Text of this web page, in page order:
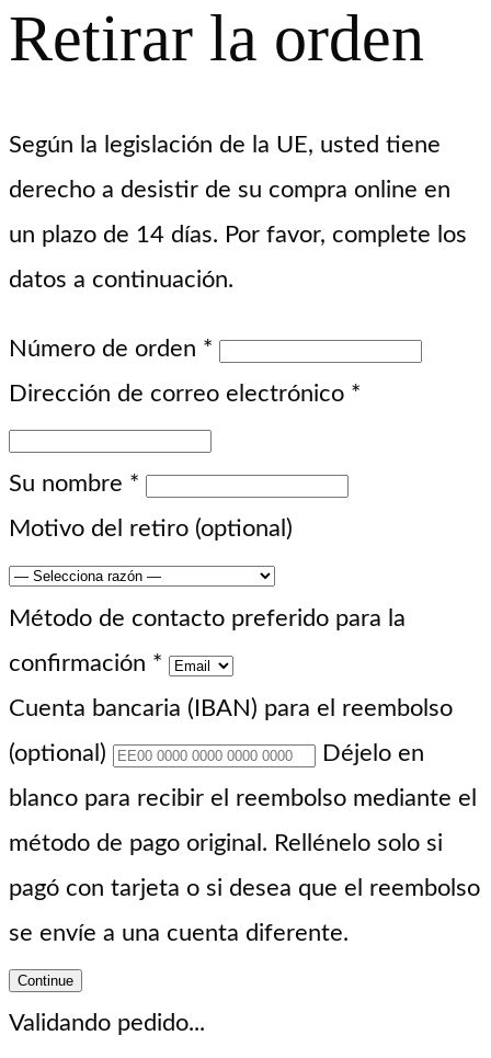
Retirar la orden
Según la legislación de la UE, usted tiene
derecho a desistir de su compra online en
un plazo de 14 días. Por favor, complete los
datos a continuación.
Número de orden *
Dirección de correo electrónico *
Su nombre *
Motivo del retiro (optional)
Método de contacto preferido para la
confirmación *
Cuenta bancaria (IBAN) para el reembolso
(optional)
Déjelo en
blanco para recibir el reembolso mediante el
método de pago original. Rellénelo solo si
pagó con tarjeta o si desea que el reembolso
se envíe a una cuenta diferente.
Continue
Validando pedido...